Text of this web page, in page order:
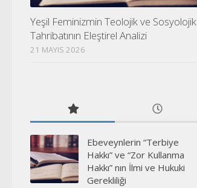
Yeşil Feminizmin Teolojik ve Sosyolojik
Tahribatının Eleştirel Analizi
21 MAYIS 2026
Ebeveynlerin “Terbiye
Hakkı” ve “Zor Kullanma
Hakkı” nın İlmi ve Hukuki
Gerekliliği